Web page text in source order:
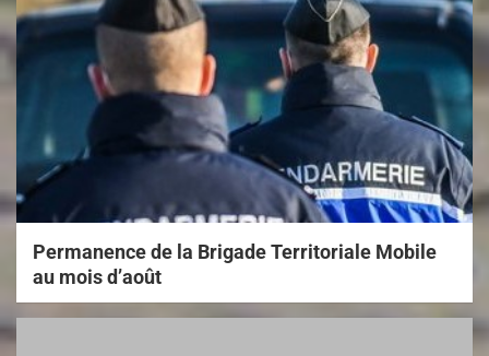
Permanence de la Brigade Territoriale Mobile
au mois d’août